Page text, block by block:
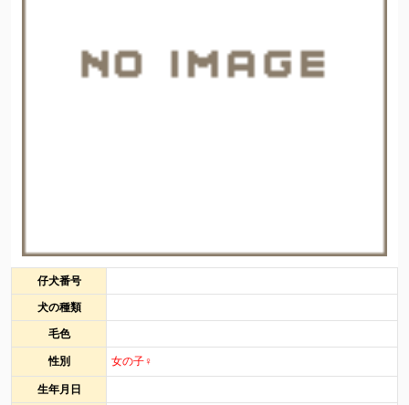
仔犬番号
犬の種類
毛色
性別 女の子♀
生年月日